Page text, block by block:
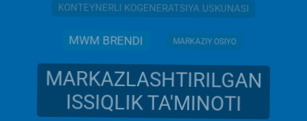
KONTEYNERLI KOGENERATSIYA USKUNASI
MWM BRENDI MARKAZIY OSIYO
MARKAZLASHTIRILGAN
ISSIQLIK TA'MINOTI